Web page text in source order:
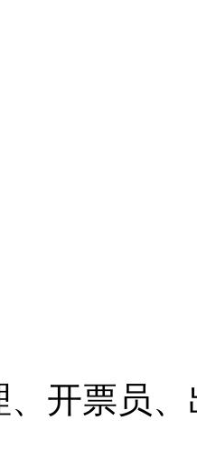
、开票员、